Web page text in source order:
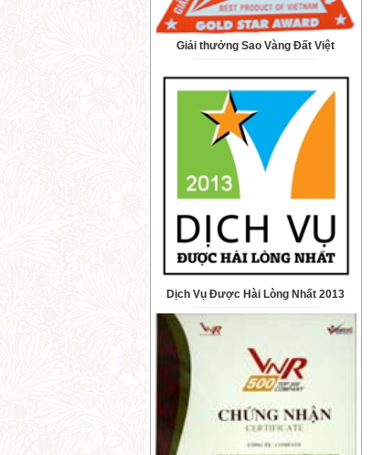
Giải thưởng Sao Vàng Đất Việt
Dịch Vụ Được Hài Lòng Nhất 2013